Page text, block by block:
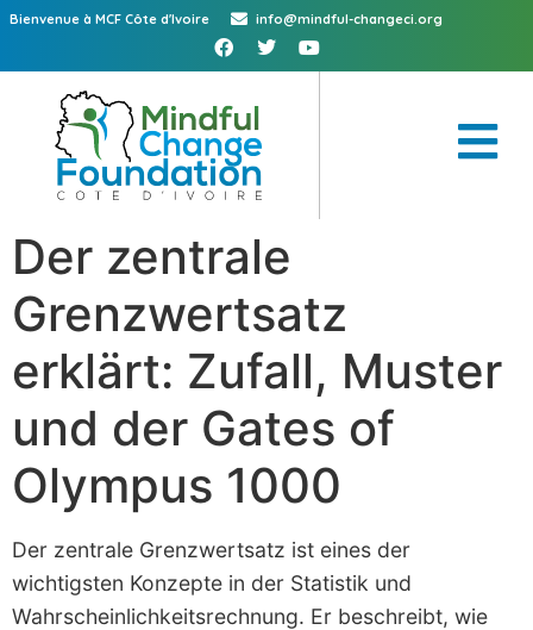
Bienvenue à MCF Côte d'Ivoire info@mindful-changeci.org
Der zentrale
Grenzwertsatz
erklärt: Zufall, Muster
und der Gates of
Olympus 1000
Der zentrale Grenzwertsatz ist eines der
wichtigsten Konzepte in der Statistik und
Wahrscheinlichkeitsrechnung. Er beschreibt, wie